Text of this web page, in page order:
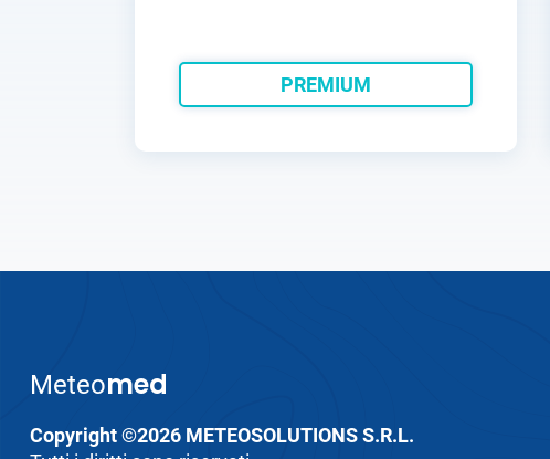
PREMIUM
Meteomed
Copyright ©2026 METEOSOLUTIONS S.R.L.